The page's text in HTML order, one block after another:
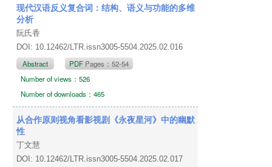
现代汉语反义复合词：结构、语义与功能的多维
分析
阮氏香
DOI: 10.12462/LTR.issn3005-5504.2025.02.016
Abstract PDF Pages：52-54
Number of views：526
Number of downloads：465
从合作原则视角看影视剧《永夜星河》中的幽默
性
丁文慧
DOI: 10.12462/LTR.issn3005-5504.2025.02.017